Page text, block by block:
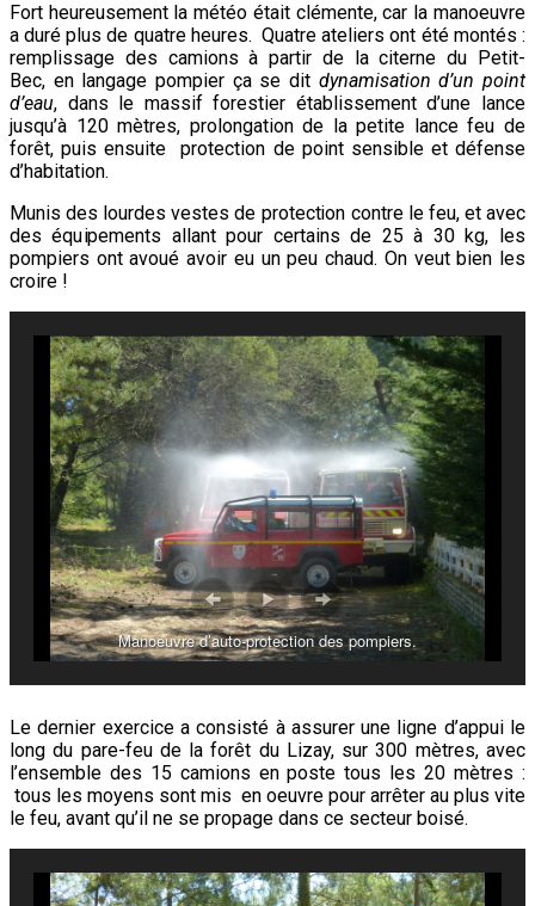
Fort heureusement la météo était clémente, car la manoeuvre
a duré plus de quatre heures. Quatre ateliers ont été montés :
remplissage des camions à partir de la citerne du Petit-
Bec, en langage pompier ça se dit dynamisation d’un point
d’eau, dans le massif forestier établissement d’une lance
jusqu’à 120 mètres, prolongation de la petite lance feu de
forêt, puis ensuite protection de point sensible et défense
d’habitation.
Munis des lourdes vestes de protection contre le feu, et avec
des équipements allant pour certains de 25 à 30 kg, les
pompiers ont avoué avoir eu un peu chaud. On veut bien les
croire !
Manoeuvre d’auto-protection des pompiers.
Le dernier exercice a consisté à assurer une ligne d’appui le
long du pare-feu de la forêt du Lizay, sur 300 mètres, avec
l’ensemble des 15 camions en poste tous les 20 mètres :
tous les moyens sont mis en oeuvre pour arrêter au plus vite
le feu, avant qu’il ne se propage dans ce secteur boisé.